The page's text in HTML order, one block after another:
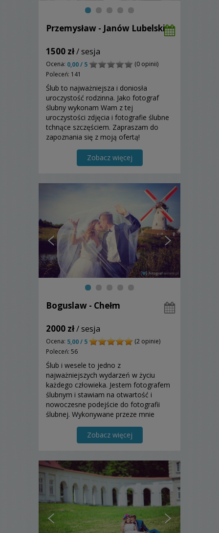
Przemysław - Janów Lubelski
1500 zł/ sesja
Ocena: 0,00 / 5
(0 opinii)
Poleceń: 141
Ślub to najważniejsza i doniosła
uroczystość rodzinna. Jako fotograf
ślubny wykonam Wam z tej
uroczystości zdjęcia i fotografie ślubne
tchnące szczęściem. Zapraszam do
zapoznania się z moją ofertą!
Zobacz więcej
Boguslaw - Chełm
2000 zł/ sesja
Ocena: 5,00 / 5
(2 opinie)
Poleceń: 56
Ślub i wesele to jedno z
najważniejszych wydarzeń w życiu
każdego człowieka. Jestem fotografem
ślubnym i stawiam na otwartość i
nowoczesne podejście do fotografii
ślubnej. Wykonywane przeze mnie
wszystkie doniosłe chwile, emocje
panujące w tym niezwykłym dniu.
Zobacz więcej